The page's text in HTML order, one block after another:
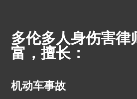
多伦多人身伤害律
富，擅长：
机动车事故